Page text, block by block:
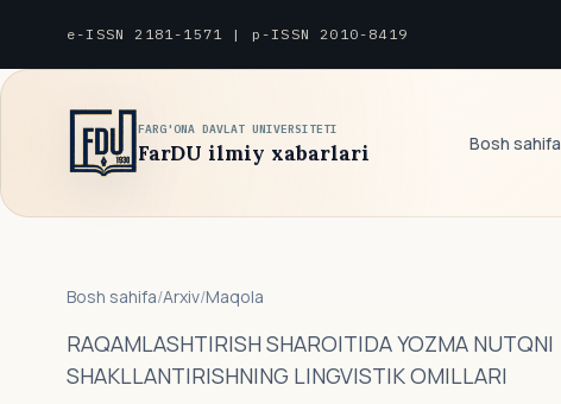
e-ISSN 2181-1571 | p-ISSN 2010-8419
FARG'ONA DAVLAT UNIVERSITETI
FarDU ilmiy xabarlari Bosh sahifa
Bosh sahifa/Arxiv/Maqola
RАQАMLАSHTIRISH SHАROITIDА YOZMА NUTQNI
SHАKLLАNTIRISHNING LINGVISTIK OMILLАRI